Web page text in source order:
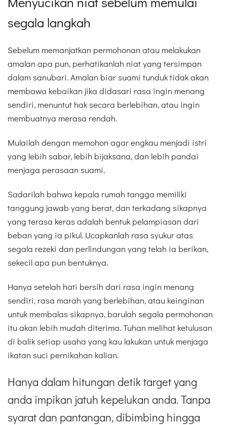
segala langkah
Sebelum memanjatkan permohonan atau melakukan
amalan apa pun, perhatikanlah niat yang tersimpan
dalam sanubari. Amalan biar suami tunduk tidak akan
membawa kebaikan jika didasari rasa ingin menang
sendiri, menuntut hak secara berlebihan, atau ingin
membuatnya merasa rendah.
Mulailah dengan memohon agar engkau menjadi istri
yang lebih sabar, lebih bijaksana, dan lebih pandai
menjaga perasaan suami.
Sadarilah bahwa kepala rumah tangga memiliki
tanggung jawab yang berat, dan terkadang sikapnya
yang terasa keras adalah bentuk pelampiasan dari
beban yang ia pikul. Ucapkanlah rasa syukur atas
segala rezeki dan perlindungan yang telah ia berikan,
sekecil apa pun bentuknya.
Hanya setelah hati bersih dari rasa ingin menang
sendiri, rasa marah yang berlebihan, atau keinginan
untuk membalas sikapnya, barulah segala permohonan
itu akan lebih mudah diterima. Tuhan melihat ketulusan
di balik setiap usaha yang kau lakukan untuk menjaga
ikatan suci pernikahan kalian.
Hanya dalam hitungan detik target yang
anda impikan jatuh kepelukan anda. Tanpa
syarat dan pantangan, dibimbing hingga